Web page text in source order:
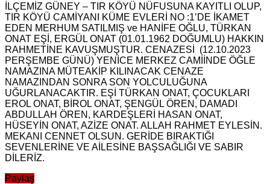
İLÇEMİZ GÜNEY – TIR KÖYÜ NÜFUSUNA KAYITLI OLUP,
TIR KÖYÜ CAMİYANI KÜME EVLERİ NO :1’DE İKAMET
EDEN MERHUM SATILMIŞ ve HANİFE OĞLU, TÜRKAN
ONAT EŞİ, ERGÜL ONAT (01.01.1962 DOĞUMLU) HAKKIN
RAHMETİNE KAVUŞMUŞTUR. CENAZESİ (12.10.2023
PERŞEMBE GÜNÜ) YENİCE MERKEZ CAMİİNDE ÖĞLE
NAMAZINA MÜTEAKİP KILINACAK CENAZE
NAMAZINDAN SONRA SON YOLCULUĞUNA
UĞURLANACAKTIR. EŞİ TÜRKAN ONAT, ÇOCUKLARI
EROL ONAT, BİROL ONAT, ŞENGÜL ÖREN, DAMADI
ABDULLAH ÖREN, KARDEŞLERİ HASAN ONAT,
HÜSEYİN ONAT, AZİZE ONAT. ALLAH RAHMET EYLESİN.
MEKANI CENNET OLSUN. GERİDE BIRAKTIĞI
SEVENLERİNE VE AİLESİNE BAŞSAĞLIĞI VE SABIR
DİLERİZ.
Paylaş